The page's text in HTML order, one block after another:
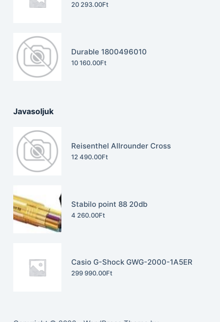
20 293.00Ft
Durable 1800496010
10 160.00Ft
Javasoljuk
Reisenthel Allrounder Cross
12 490.00Ft
Stabilo point 88 20db
4 260.00Ft
Casio G-Shock GWG-2000-1A5ER
299 990.00Ft